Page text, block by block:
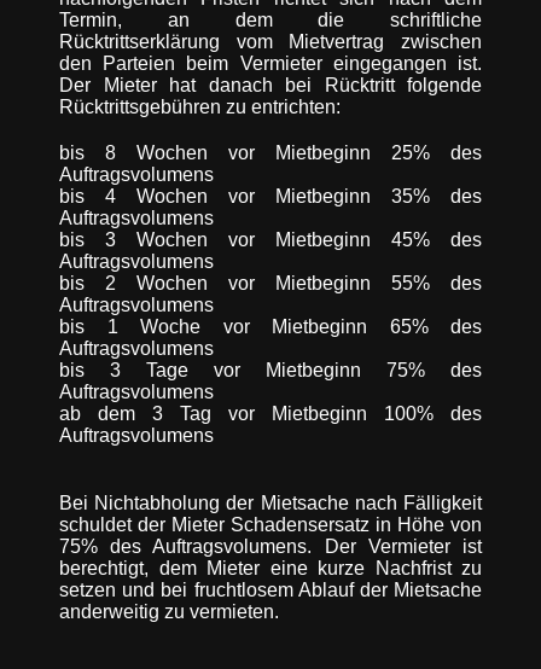
Termin, an dem die schriftliche
Rücktrittserklärung vom Mietvertrag zwischen
den Parteien beim Vermieter eingegangen ist.
Der Mieter hat danach bei Rücktritt folgende
Rücktrittsgebühren zu entrichten:
bis 8 Wochen vor Mietbeginn 25% des
Auftragsvolumens
bis 4 Wochen vor Mietbeginn 35% des
Auftragsvolumens
bis 3 Wochen vor Mietbeginn 45% des
Auftragsvolumens
bis 2 Wochen vor Mietbeginn 55% des
Auftragsvolumens
bis 1 Woche vor Mietbeginn 65% des
Auftragsvolumens
bis 3 Tage vor Mietbeginn 75% des
Auftragsvolumens
ab dem 3 Tag vor Mietbeginn 100% des
Auftragsvolumens
Bei Nichtabholung der Mietsache nach Fälligkeit
schuldet der Mieter Schadensersatz in Höhe von
75% des Auftragsvolumens. Der Vermieter ist
berechtigt, dem Mieter eine kurze Nachfrist zu
setzen und bei fruchtlosem Ablauf der Mietsache
anderweitig zu vermieten.